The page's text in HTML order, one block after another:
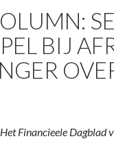
BIJ
Financieele Dagblad